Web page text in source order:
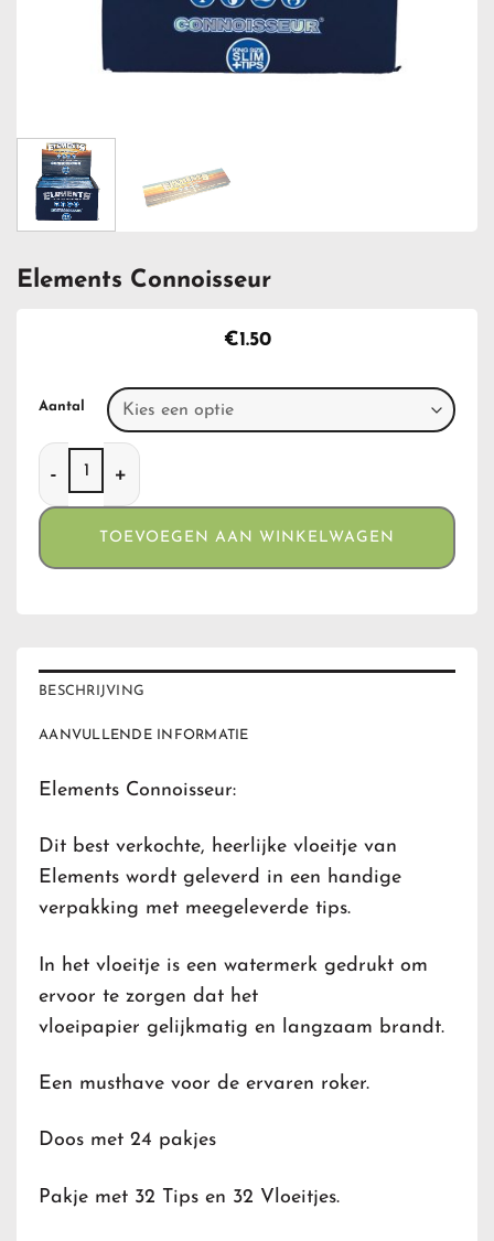
Elements Connoisseur
€1.50
Aantal
Elements Connoisseur aantal
TOEVOEGEN AAN WINKELWAGEN
BESCHRIJVING
AANVULLENDE INFORMATIE
Elements Connoisseur:
Dit best verkochte, heerlijke vloeitje van
Elements wordt geleverd in een handige
verpakking met meegeleverde tips.
In het vloeitje is een watermerk gedrukt om
ervoor te zorgen dat het
vloeipapier gelijkmatig en langzaam brandt.
Een musthave voor de ervaren roker.
Doos met 24 pakjes
Pakje met 32 Tips en 32 Vloeitjes.